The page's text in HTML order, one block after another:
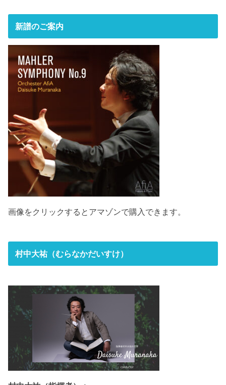
新譜のご案内
画像をクリックするとアマゾンで購入できます。
村中大祐（むらなかだいすけ）